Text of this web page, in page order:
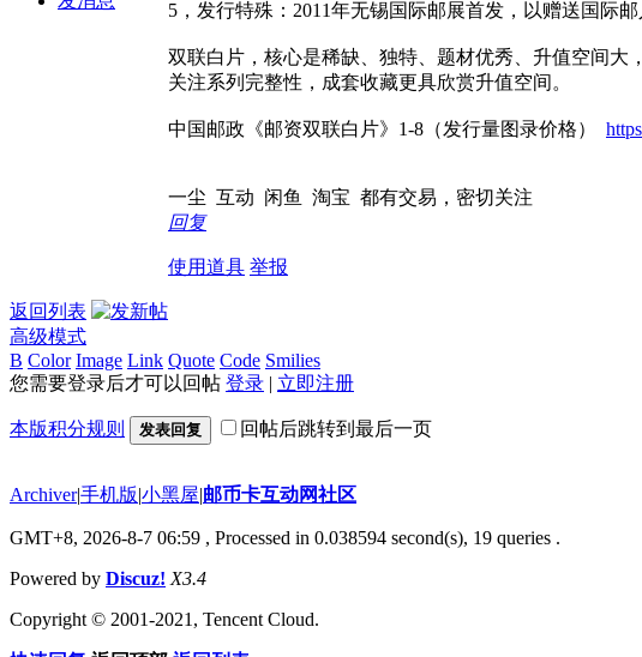
5，发行特殊：2011年无锡国际邮展首发，以赠送国际
双联白片，核心是稀缺、独特、题材优秀、升值空间大
关注系列完整性，成套收藏更具欣赏升值空间。
中国邮政《邮资双联白片》1-8（发行量图录价格）
一尘 互动 闲鱼 淘宝 都有交易，密切关注
回复
使用道具 举报
返回列表
高级模式
B Color Image Link Quote Code Smilies
您需要登录后才可以回帖 登录 | 立即注册
本版积分规则 发表回复 回帖后跳转到最后一页
Archiver|手机版|小黑屋|邮币卡互动网社区
GMT+8, 2026-8-7 06:59 , Processed in 0.038594 second(s), 19 queries .
Powered by Discuz! X3.4
Copyright © 2001-2021, Tencent Cloud.